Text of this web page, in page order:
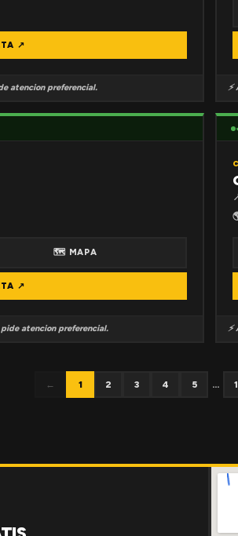
↗
atencion preferencial.
🗺 MAPA
↗
atencion preferencial.
← 1 2 3 4 5 ...